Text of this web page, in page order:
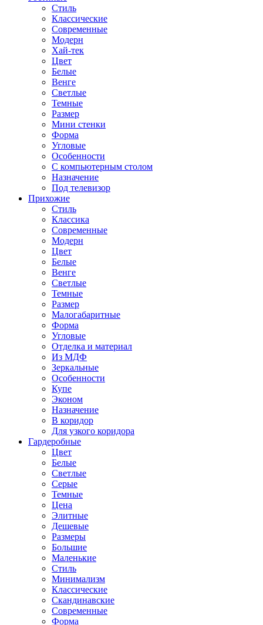
Стиль
Классические
Современные
Модерн
Хай-тек
Цвет
Белые
Венге
Светлые
Темные
Размер
Мини стенки
Форма
Угловые
Особенности
С компьютерным столом
Назначение
Под телевизор
Прихожие
Стиль
Классика
Современные
Модерн
Цвет
Белые
Венге
Светлые
Темные
Размер
Малогабаритные
Форма
Угловые
Отделка и материал
Из МДФ
Зеркальные
Особенности
Купе
Эконом
Назначение
В коридор
Для узкого коридора
Гардеробные
Цвет
Белые
Светлые
Серые
Темные
Цена
Элитные
Дешевые
Размеры
Большие
Маленькие
Стиль
Минимализм
Классические
Скандинавские
Современные
Форма